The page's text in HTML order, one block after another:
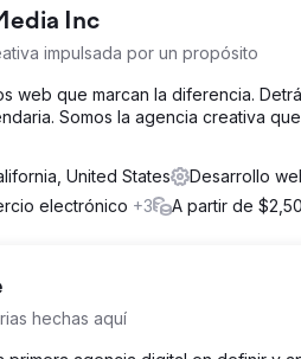
Inc
impulsada por un propósito
web que marcan la diferencia.
Somos la agencia creativa
United States
Desarrollo
electrónico +3 A partir de
hechas aquí